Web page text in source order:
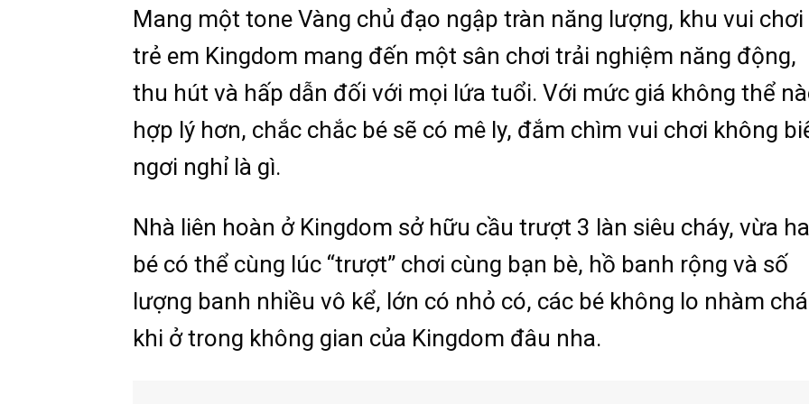
Mang một tone Vàng chủ đạo ngập tràn năng lượng, khu vui chơi
trẻ em Kingdom mang đến một sân chơi trải nghiệm năng động,
thu hút và hấp dẫn đối với mọi lứa tuổi. Với mức giá không thể
hợp lý hơn, chắc chắc bé sẽ có mê ly, đắm chìm vui chơi không
ngơi nghỉ là gì.
Nhà liên hoàn ở Kingdom sở hữu cầu trượt 3 làn siêu cháy, vừa
bé có thể cùng lúc “trượt” chơi cùng bạn bè, hồ banh rộng và số
lượng banh nhiều vô kể, lớn có nhỏ có, các bé không lo nhàm
khi ở trong không gian của Kingdom đâu nha.